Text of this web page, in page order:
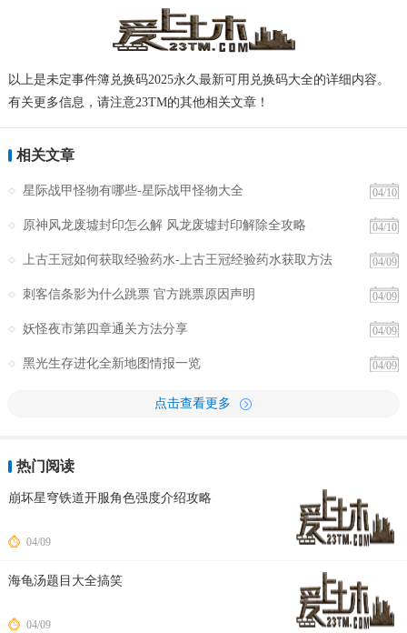
以上是未定事件簿兑换码2025永久最新可用兑换码大全的详细内容。
有关更多信息，请注意23TM的其他相关文章！
相关文章
04/10
星际战甲怪物有哪些-星际战甲怪物大全
04/10
原神风龙废墟封印怎么解 风龙废墟封印解除全攻略
04/09
上古王冠如何获取经验药水-上古王冠经验药水获取方法
04/09
刺客信条影为什么跳票 官方跳票原因声明
04/09
妖怪夜市第四章通关方法分享
04/09
黑光生存进化全新地图情报一览
点击查看更多
热门阅读
崩坏星穹铁道开服角色强度介绍攻略
04/09
海龟汤题目大全搞笑
04/09